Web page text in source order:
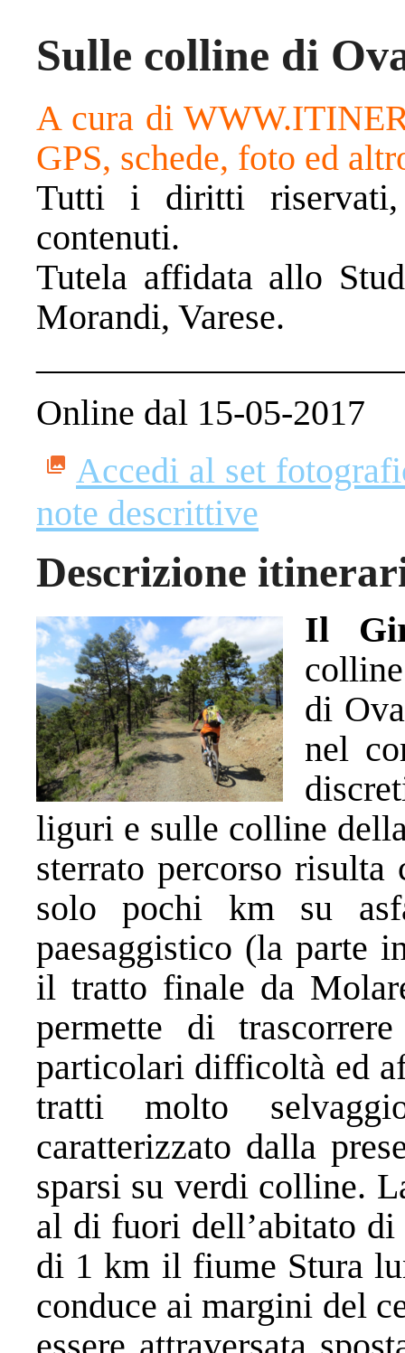
Sulle colline di
A cura di
GPS, schede, foto ed
Tutti i diritti riservati,
contenuti.
Tutela affidata allo
Morandi, Varese.
Online dal 15-05-2017
Accedi al set
note descrittive
Descrizione
Il
di
nel
liguri e sulle colline
sterrato percorso
solo pochi km su
paesaggistico (la parte
il tratto finale da
permette di
particolari difficoltà ed
tratti molto
caratterizzato dalla
sparsi su verdi colline.
al di fuori dell’abitato di
di 1 km il fiume Stura
conduce ai margini del